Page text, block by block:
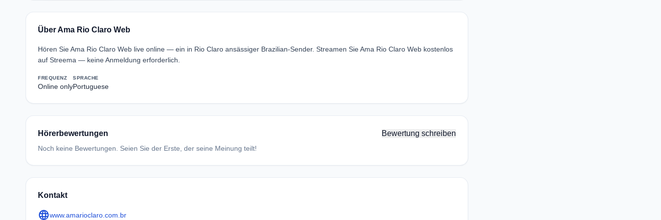
Über Ama Rio Claro Web
Hören Sie Ama Rio Claro Web live online — ein in Rio Claro ansässiger Brazilian-Sender. Streamen Sie Ama Rio Claro Web kostenlos
auf Streema — keine Anmeldung erforderlich.
FREQUENZ
Online only
SPRACHE
Portuguese
Hörerbewertungen Bewertung schreiben
Noch keine Bewertungen. Seien Sie der Erste, der seine Meinung teilt!
Kontakt
languagewww.amarioclaro.com.br